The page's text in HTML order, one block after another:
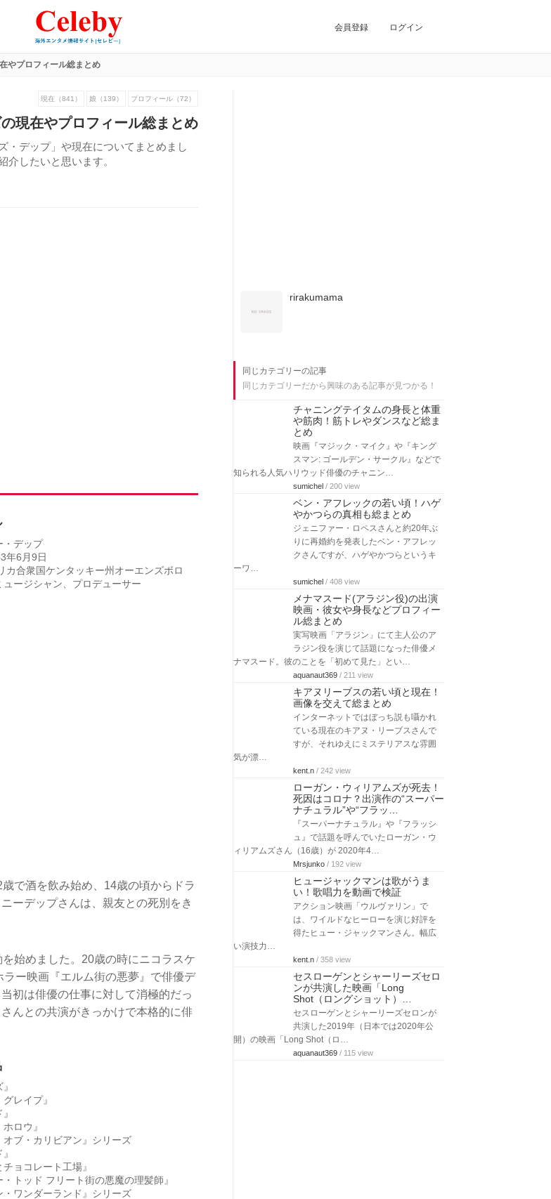
会員登録 ログイン
やプロフィール総まとめ
現在（841） 娘（139） プロフィール（72）
現在やプロフィール総まとめ
・デップ」や現在についてまとめまし
したいと思います。
・デップ
年6月9日
カ合衆国ケンタッキー州オーエンズボロ
ュージシャン、プロデューサー
で酒を飲み始め、14歳の頃からドラ
ーデップさんは、親友との死別をき
始めました。20歳の時にニコラスケ
ー映画『エルム街の悪夢』で俳優デ
初は俳優の仕事に対して消極的だっ
んとの共演がきっかけで本格的に俳
レイプ』
ロウ』
オブ・カリビアン』シリーズ
チョコレート工場』
・トッド フリート街の悪魔の理髪師』
・ワンダーランド』シリーズ
rirakumama
同じカテゴリーの記事
同じカテゴリーだから興味のある記事が見つかる！
チャニングテイタムの身長と体重
や筋肉！筋トレやダンスなど総ま
とめ
映画『マジック・マイク』や『キング
スマン: ゴールデン・サークル』などで
知られる人気ハリウッド俳優のチャニン…
sumichel / 200 view
ベン・アフレックの若い頃！ハゲ
やかつらの真相も総まとめ
ジェニファー・ロペスさんと約20年ぶ
りに再婚約を発表したベン・アフレッ
クさんですが、ハゲやかつらというキ
ーワ…
sumichel / 408 view
メナマスード(アラジン役)の出演
映画・彼女や身長などプロフィー
ル総まとめ
実写映画「アラジン」にて主人公のア
ラジン役を演じて話題になった俳優メ
ナマスード。彼のことを「初めて見た」とい…
aquanaut369 / 211 view
キアヌリーブスの若い頃と現在！
画像を交えて総まとめ
インターネットではぼっち説も囁かれ
ている現在のキアヌ・リーブスさんで
すが、それゆえにミステリアスな雰囲
気が漂…
kent.n / 242 view
ローガン・ウィリアムズが死去！
死因はコロナ？出演作の“スーパー
ナチュラル”や“フラッ…
『スーパーナチュラル』や『フラッシ
ュ』で話題を呼んでいたローガン・ウ
ィリアムズさん（16歳）が 2020年4…
Mrsjunko / 192 view
ヒュージャックマンは歌がうま
い！歌唱力を動画で検証
アクション映画「ウルヴァリン」で
は、ワイルドなヒーローを演じ好評を
得たヒュー・ジャックマンさん。幅広
い演技力…
kent.n / 358 view
セスローゲンとシャーリーズセロ
ンが共演した映画「Long
Shot（ロングショット）…
セスローゲンとシャーリーズセロンが
共演した2019年（日本では2020年公
開）の映画「Long Shot（ロ…
aquanaut369 / 115 view